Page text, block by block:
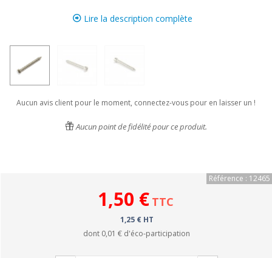
Lire la description complète
Aucun avis client pour le moment, connectez-vous pour en laisser un !
Aucun point de fidélité pour ce produit.
Référence : 12465
1,50 € TTC
1,25 € HT
dont 0,01 € d'éco-participation